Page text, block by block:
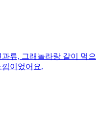
류, 그래놀라랑 같이 먹으
이었어요.